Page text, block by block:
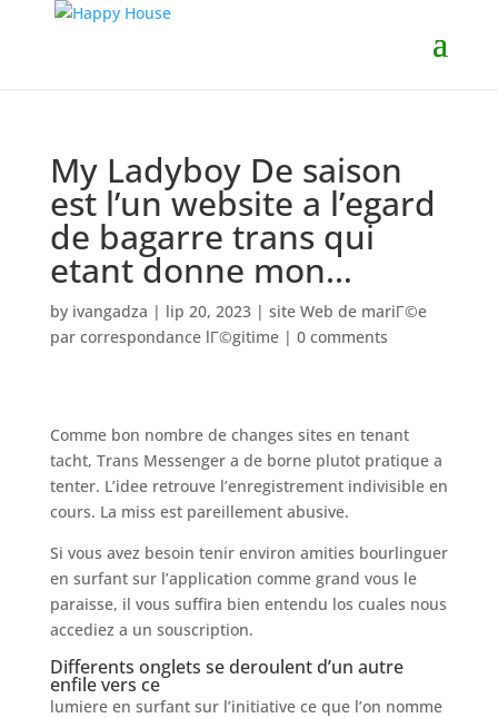
My Ladyboy De saison
est l’un website a l’egard
de bagarre trans qui
etant donne mon…
by ivangadza | lip 20, 2023| site Web de mariГ©e
par correspondance lГ©gitime| 0 comments
Comme bon nombre de changes sites en tenant
tacht, Trans Messenger a de borne plutot pratique a
tenter. L’idee retrouve l’enregistrement indivisible en
cours. La miss est pareillement abusive.
Si vous avez besoin tenir environ amities bourlinguer
en surfant sur l’application comme grand vous le
paraisse, il vous suffira bien entendu los cuales nous
accediez a un souscription.
Differents onglets se deroulent d’un autre
enfile vers ce
lumiere en surfant sur l’initiative ce que l’on nomme